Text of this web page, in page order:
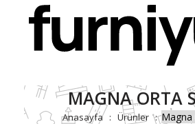
MAGNA ORTA
Anasayfa Ürünler Magna